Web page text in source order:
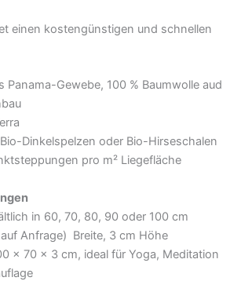
einen kostengünstigen und schnellen
Panama-Gewebe, 100 % Baumwolle aud
Dinkelspelzen oder Bio-Hirseschalen
pro m² Liegefläche
in 60, 70, 80, 90 oder 100 cm
Anfrage) Breite, 3 cm Höhe
x 70 x 3 cm, ideal für Yoga, Meditation